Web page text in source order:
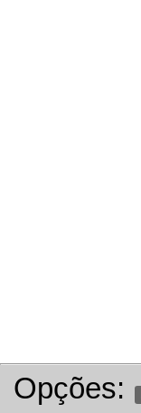
Opções: